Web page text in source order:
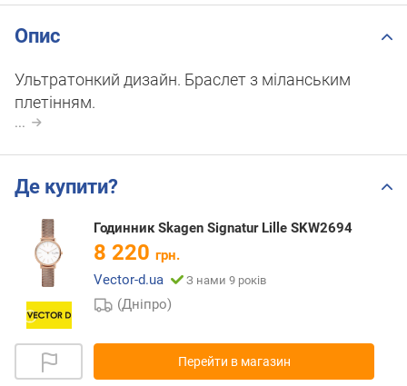
Опис
Ультратонкий дизайн. Браслет з міланським
плетінням.
...
Де купити?
Годинник Skagen Signatur Lille SKW2694
8 220 грн.
Vector-d.ua
З нами 9 років
(Дніпро)
Перейти в магазин